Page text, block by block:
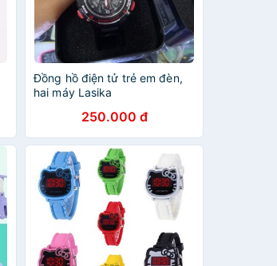
Đồng hồ điện tử trẻ em đèn,
hai máy Lasika
250.000 đ